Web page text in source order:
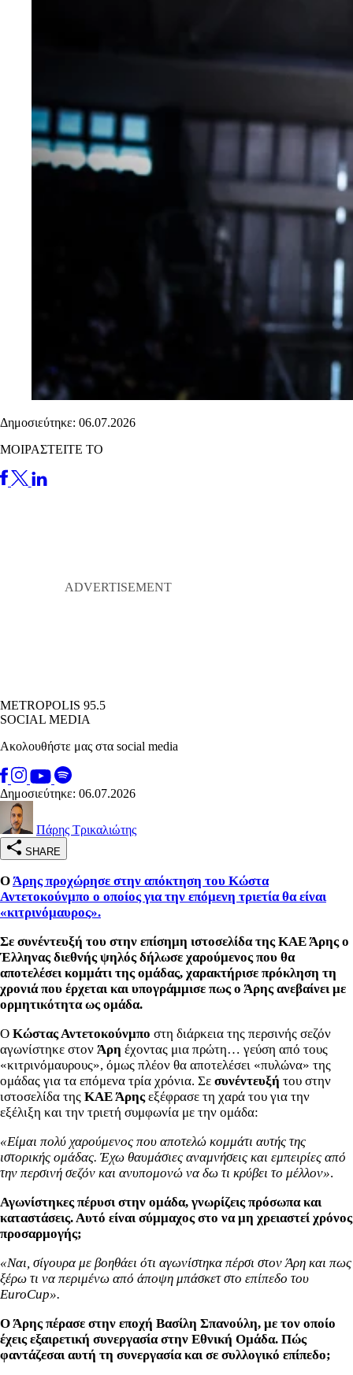
Δημοσιεύτηκε: 06.07.2026
ΜΟΙΡΑΣΤΕΙΤΕ ΤΟ
METROPOLIS 95.5
SOCIAL MEDIA
Ακολουθήστε μας στα social media
Δημοσιεύτηκε: 06.07.2026
Πάρης Τρικαλιώτης
SHARE
ΟΆρης προχώρησε στην απόκτηση του Κώστα
Αντετοκούνμπο ο οποίος για την επόμενη τριετία θα είναι
«κιτρινόμαυρος».
Σε συνέντευξή του στην επίσημη ιστοσελίδα της ΚΑΕ Άρης ο
Έλληνας διεθνής ψηλός δήλωσε χαρούμενος που θα
αποτελέσει κομμάτι της ομάδας, χαρακτήρισε πρόκληση τη
χρονιά που έρχεται και υπογράμμισε πως ο Άρης ανεβαίνει με
ορμητικότητα ως ομάδα.
Ο Κώστας Αντετοκούνμπο στη διάρκεια της περσινής σεζόν
αγωνίστηκε στον Άρη έχοντας μια πρώτη… γεύση από τους
«κιτρινόμαυρους», όμως πλέον θα αποτελέσει «πυλώνα» της
ομάδας για τα επόμενα τρία χρόνια. Σε συνέντευξή του στην
ιστοσελίδα της ΚΑΕ Άρηςεξέφρασε τη χαρά του για την
εξέλιξη και την τριετή συμφωνία με την ομάδα:
«Είμαι πολύ χαρούμενος που αποτελώ κομμάτι αυτής της
ιστορικής ομάδας. Έχω θαυμάσιες αναμνήσεις και εμπειρίες από
την περσινή σεζόν και ανυπομονώ να δω τι κρύβει το μέλλον».
Αγωνίστηκες πέρυσι στην ομάδα, γνωρίζεις πρόσωπα και
καταστάσεις. Αυτό είναι σύμμαχος στο να μη χρειαστεί χρόνος
προσαρμογής;
«Nαι, σίγουρα με βοηθάει ότι αγωνίστηκα πέρσι στον Άρη και πως
ξέρω τι να περιμένω από άποψη μπάσκετ στο επίπεδο του
EuroCup».
Ο Άρης πέρασε στην εποχή Βασίλη Σπανούλη, με τον οποίο
έχεις εξαιρετική συνεργασία στην Εθνική Ομάδα. Πώς
φαντάζεσαι αυτή τη συνεργασία και σε συλλογικό επίπεδο;